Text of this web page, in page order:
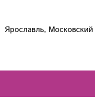
Ярославль,